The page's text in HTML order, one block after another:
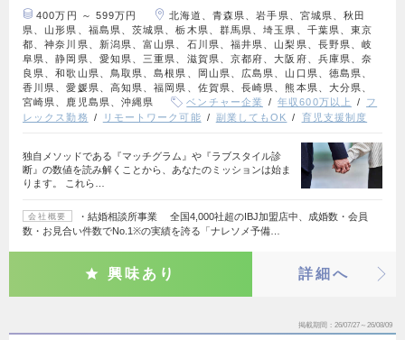
400万円 ～ 599万円
北海道、青森県、岩手県、宮城県、秋田
県、山形県、福島県、茨城県、栃木県、群馬県、埼玉県、千葉県、東京
都、神奈川県、新潟県、富山県、石川県、福井県、山梨県、長野県、岐
阜県、静岡県、愛知県、三重県、滋賀県、京都府、大阪府、兵庫県、奈
良県、和歌山県、鳥取県、島根県、岡山県、広島県、山口県、徳島県、
香川県、愛媛県、高知県、福岡県、佐賀県、長崎県、熊本県、大分県、
宮崎県、鹿児島県、沖縄県
ベンチャー企業 年収600万以上
フ
レックス勤務
リモートワーク可能 副業してもOK 育児支援制度
独自メソッドである『マッチグラム』や『ラブスタイル診
断』の数値を読み解くことから、あなたのミッションは始ま
ります。 これら…
会社概要
・結婚相談所事業 全国4,000社超のIBJ加盟店中、成婚数・会員
数・お見合い件数でNo.1※の実績を誇る「ナレソメ予備…
興味あり 詳細へ
掲載期間 26/07/27～26/08/09